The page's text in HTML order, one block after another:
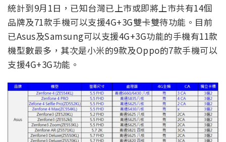
統計到9月1日，已知台灣已上市或即將上市共有14個
品牌及71款手機可以支援4G+3G雙卡雙待功能。目前
已Asus及Samsung可以支援4G+3G功能的手機有11款
機型數最多，其次是小米的9款及Oppo的7款手機可以
支援4G+3G功能。